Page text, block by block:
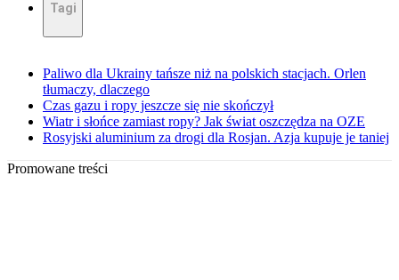
Tagi
Paliwo dla Ukrainy tańsze niż na polskich stacjach. Orlen
tłumaczy, dlaczego
Czas gazu i ropy jeszcze się nie skończył
Wiatr i słońce zamiast ropy? Jak świat oszczędza na OZE
Rosyjski aluminium za drogi dla Rosjan. Azja kupuje je taniej
Promowane treści